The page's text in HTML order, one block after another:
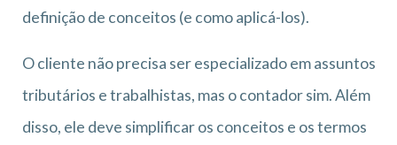
definição de conceitos (e como aplicá-los).
O cliente não precisa ser especializado em assuntos
tributários e trabalhistas, mas o contador sim. Além
disso, ele deve simplificar os conceitos e os termos